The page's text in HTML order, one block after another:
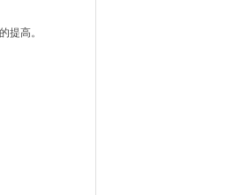
提高。